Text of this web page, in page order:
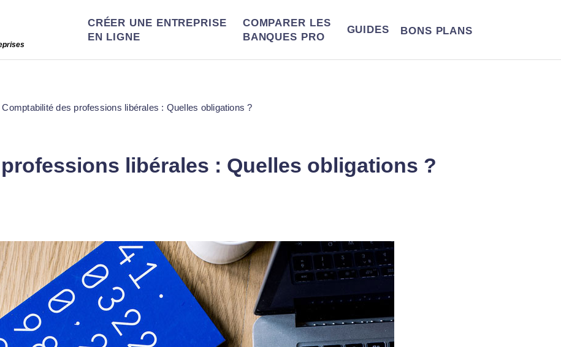
CRÉER UNE ENTREPRISE
EN LIGNE
COMPARER LES
BANQUES PRO
GUIDES BONS PLANS
libérales : Quelles obligations ?
Comptabilité des professions libérales : Quelles obligations ?